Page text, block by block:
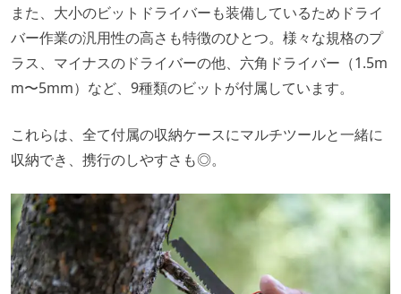
また、大小のビットドライバーも装備しているためドライ
バー作業の汎用性の高さも特徴のひとつ。様々な規格のプ
ラス、マイナスのドライバーの他、六角ドライバー（1.5m
m〜5mm）など、9種類のビットが付属しています。
これらは、全て付属の収納ケースにマルチツールと一緒に
収納でき、携行のしやすさも◎。